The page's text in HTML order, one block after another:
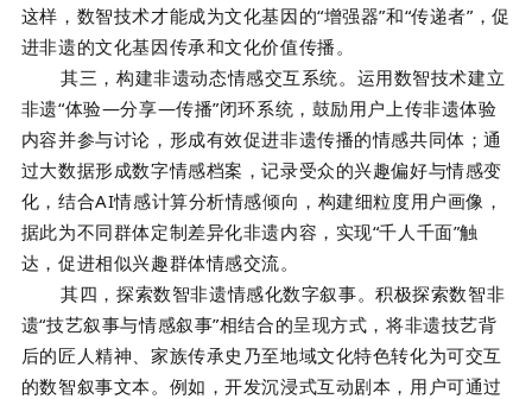
这样，数智技术才能成为文化基因的“增强器”和“传递者”，促
进非遗的文化基因传承和文化价值传播。
其三，构建非遗动态情感交互系统。运用数智技术建立
非遗“体验—分享—传播”闭环系统，鼓励用户上传非遗体验
内容并参与讨论，形成有效促进非遗传播的情感共同体；通
过大数据形成数字情感档案，记录受众的兴趣偏好与情感变
化，结合AI情感计算分析情感倾向，构建细粒度用户画像，
据此为不同群体定制差异化非遗内容，实现“千人千面”触
达，促进相似兴趣群体情感交流。
其四，探索数智非遗情感化数字叙事。积极探索数智非
遗“技艺叙事与情感叙事”相结合的呈现方式，将非遗技艺背
后的匠人精神、家族传承史乃至地域文化特色转化为可交互
的数智叙事文本。例如，开发沉浸式互动剧本，用户可通过